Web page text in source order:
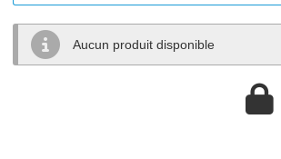
Aucun produit disponible